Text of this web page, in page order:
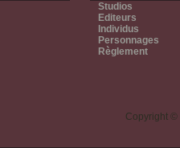
Studios
Editeurs
Individus
Personnages
Règlement
Copyright ©